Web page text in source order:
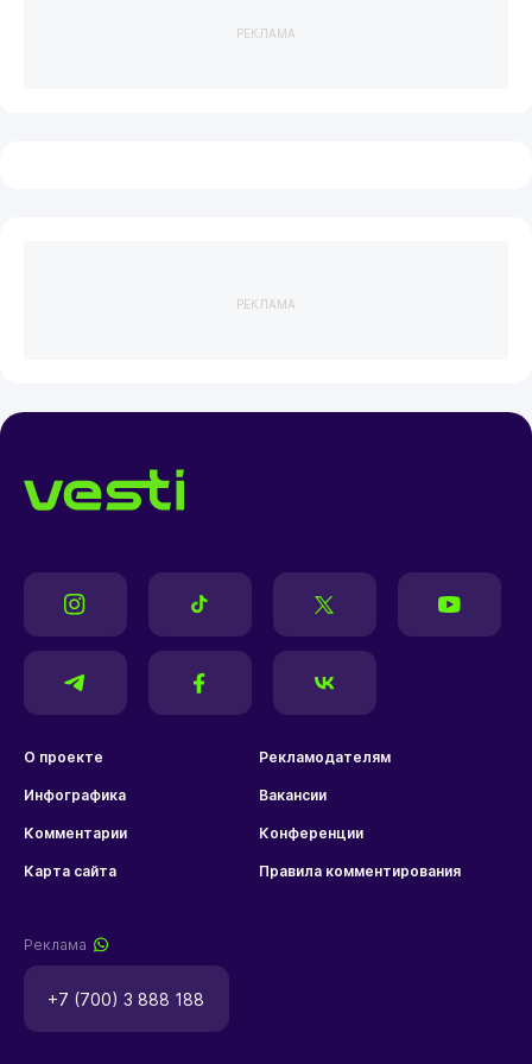
РЕКЛАМА
РЕКЛАМА
О проекте Рекламодателям
Инфографика Вакансии
Комментарии Конференции
Карта сайта Правила комментирования
Реклама
+7 (700) 3 888 188